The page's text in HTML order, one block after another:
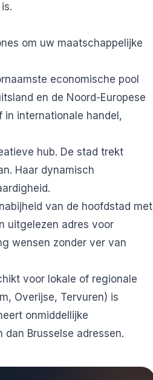
om uw maatschappelijke
economische pool
en de Noord-Europese
internationale handel,
hub. De stad trekt
Haar dynamisch
van de hoofdstad met
uitgelezen adres voor
wensen zonder ver van
voor lokale of regionale
Overijse, Tervuren) is
onmiddellijke
Brusselse adressen.